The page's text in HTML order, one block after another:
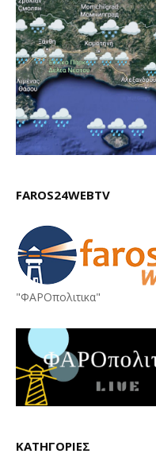
FAROS24WEBTV
"ΦΑΡΟπολιτικα"
ΚΑΤΗΓΟΡΙΕΣ